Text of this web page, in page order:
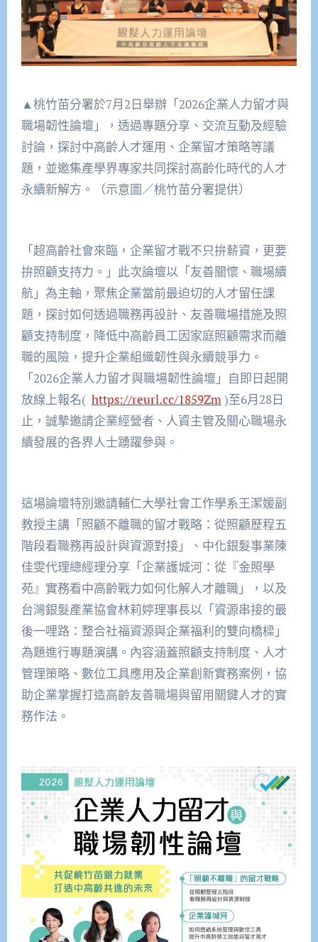
▲桃竹苗分署於7月2日舉辦「2026企業人力留才與
職場韌性論壇」，透過專題分享、交流互動及經驗
討論，探討中高齡人才運用、企業留才策略等議
題，並邀集產學界專家共同探討高齡化時代的人才
永續新解方。（示意圖／桃竹苗分署提供）
「超高齡社會來臨，企業留才戰不只拚薪資，更要
拚照顧支持力。」此次論壇以「友善關懷、職場續
航」為主軸，聚焦企業當前最迫切的人才留任課
題，探討如何透過職務再設計、友善職場措施及照
顧支持制度，降低中高齡員工因家庭照顧需求而離
職的風險，提升企業組織韌性與永續競爭力。
「2026企業人力留才與職場韌性論壇」自即日起開
放線上報名( https://reurl.cc/1859Zm)至6月28日
止，誠摯邀請企業經營者、人資主管及關心職場永
續發展的各界人士踴躍參與。
這場論壇特別邀請輔仁大學社會工作學系王潔媛副
教授主講「照顧不離職的留才戰略：從照顧歷程五
階段看職務再設計與資源對接」、中化銀髮事業陳
佳雯代理總經理分享「企業護城河：從『金照學
苑』實務看中高齡戰力如何化解人才離職」，以及
台灣銀髮產業協會林莉婷理事長以「資源串接的最
後一哩路：整合社福資源與企業福利的雙向橋樑」
為題進行專題演講。內容涵蓋照顧支持制度、人才
管理策略、數位工具應用及企業創新實務案例，協
助企業掌握打造高齡友善職場與留用關鍵人才的實
務作法。